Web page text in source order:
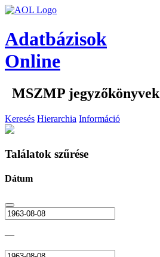
Adatbázisok
Online
MSZMP jegyzőkönyvek
Keresés Hierarchia Információ
Találatok szűrése
Dátum
—